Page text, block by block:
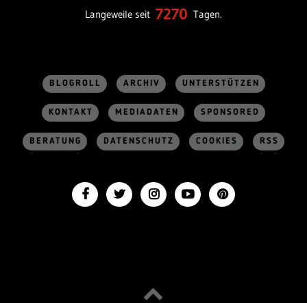
Langeweile seit 7270 Tagen.
BLOGROLL ARCHIV UNTERSTÜTZEN
KONTAKT MEDIADATEN SPONSORED
BERATUNG DATENSCHUTZ COOKIES RSS